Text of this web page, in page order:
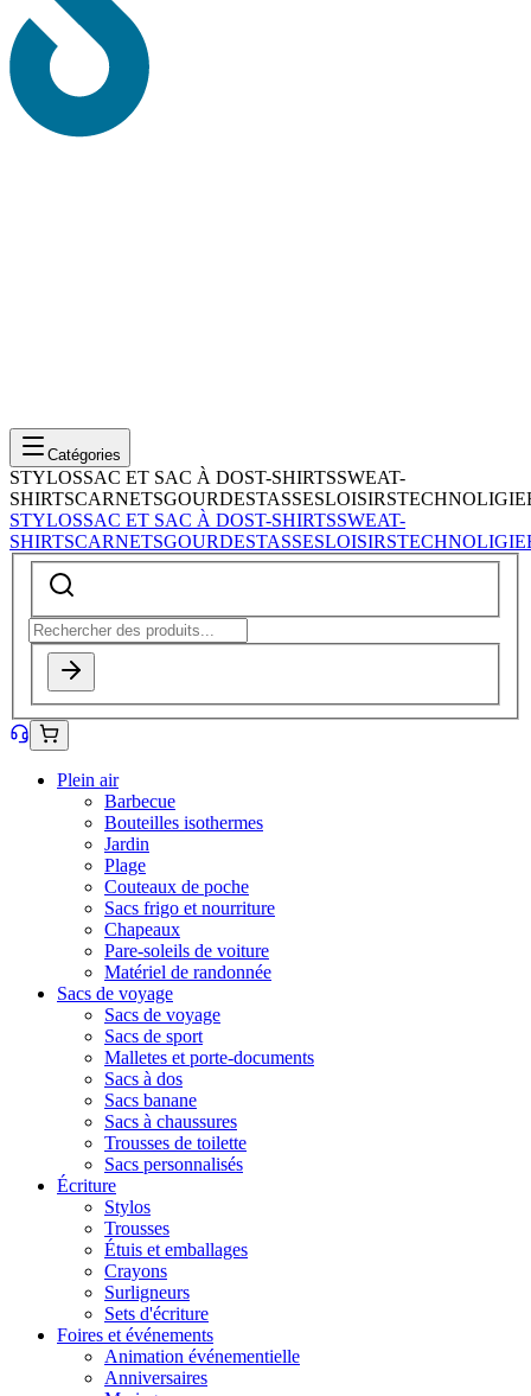
Catégories
STYLOSSAC ET SAC À DOST-SHIRTSSWEAT-
SHIRTSCARNETSGOURDESTASSESLOISIRSTECHNOLIGIE
STYLOSSAC ET SAC À DOST-SHIRTSSWEAT-
SHIRTSCARNETSGOURDESTASSESLOISIRSTECHNOLIGIE
Plein air
Barbecue
Bouteilles isothermes
Jardin
Plage
Couteaux de poche
Sacs frigo et nourriture
Chapeaux
Pare-soleils de voiture
Matériel de randonnée
Sacs de voyage
Sacs de voyage
Sacs de sport
Malletes et porte-documents
Sacs à dos
Sacs banane
Sacs à chaussures
Trousses de toilette
Sacs personnalisés
Écriture
Stylos
Trousses
Étuis et emballages
Crayons
Surligneurs
Sets d'écriture
Foires et événements
Animation événementielle
Anniversaires